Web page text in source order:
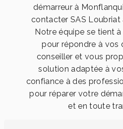
démarreur à
contacter SAS Loubriat
Notre équipe se tient
pour répondre à vos
conseiller et vous
solution adaptée à
confiance à des
pour réparer votre
et en toute